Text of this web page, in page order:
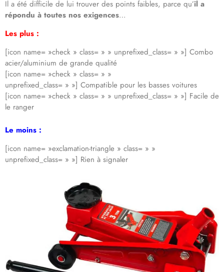
Il a été difficile de lui trouver des points faibles, parce qu’il a
répondu à toutes nos exigences…
Les plus :
[icon name= »check » class= » » unprefixed_class= » »] Combo
acier/aluminium de grande qualité
[icon name= »check » class= » »
unprefixed_class= » »] Compatible pour les basses voitures
[icon name= »check » class= » » unprefixed_class= » »] Facile de
le ranger
Le moins :
[icon name= »exclamation-triangle » class= » »
unprefixed_class= » »] Rien à signaler